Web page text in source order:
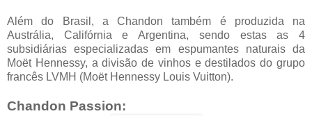
Além do Brasil, a Chandon também é produzida na
Austrália, Califórnia e Argentina, sendo estas as 4
subsidiárias especializadas em espumantes naturais da
Moët Hennessy, a divisão de vinhos e destilados do grupo
francês LVMH (Moët Hennessy Louis Vuitton).
Chandon Passion: